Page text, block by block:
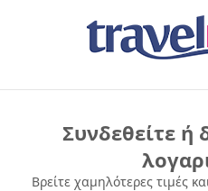
Συνδεθείτε ή
Βρείτε χαμηλότερες τιμές